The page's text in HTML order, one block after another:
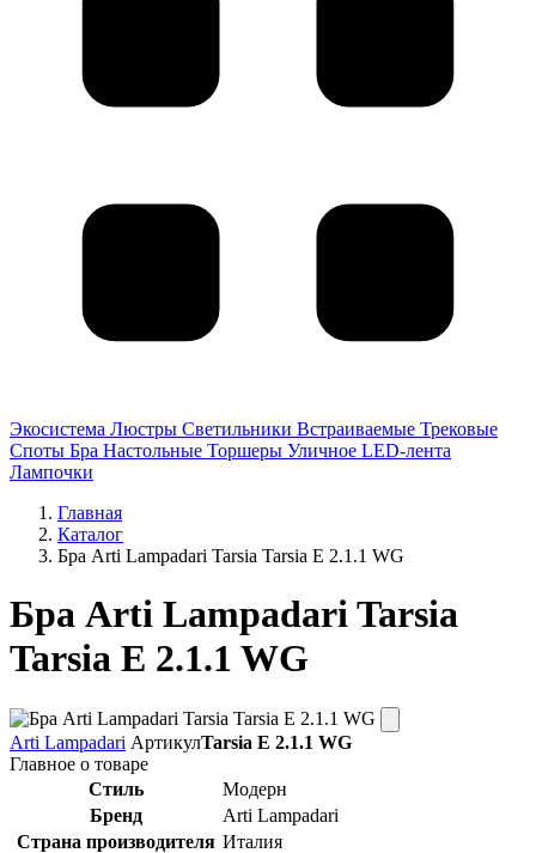
Экосистема Люстры Светильники Встраиваемые Трековые
Споты Бра Настольные Торшеры Уличное LED-лента
Лампочки
Главная
Каталог
Бра Arti Lampadari Tarsia Tarsia E 2.1.1 WG
Бра Arti Lampadari Tarsia
Tarsia E 2.1.1 WG
Arti Lampadari АртикулTarsia E 2.1.1 WG
Главное о товаре
Стиль
Модерн
Бренд
Arti Lampadari
Страна производителя Италия